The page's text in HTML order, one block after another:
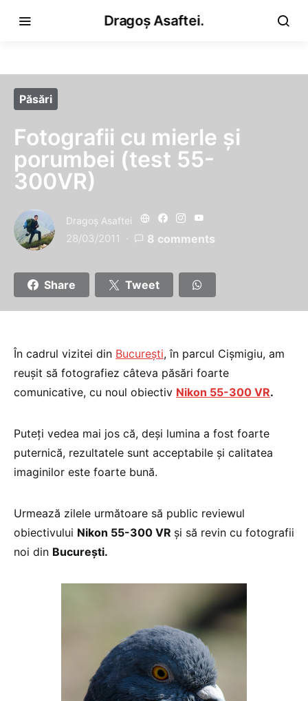
Dragoș Asaftei.
Păsări
Fotografii cu mierle şi
porumbei (test 55-
300VR)
Dragoş Asaftei
28/03/2011 8 comments
Share Tweet
În cadrul vizitei din Bucureşti, în parcul Cişmigiu, am
reuşit să fotografiez câteva păsări foarte
comunicative, cu noul obiectiv Nikon 55-300 VR.
Puteţi vedea mai jos că, deşi lumina a fost foarte
puternică, rezultatele sunt acceptabile şi calitatea
imaginilor este foarte bună.
Urmează zilele următoare să public reviewul
obiectivului Nikon 55-300 VR şi să revin cu fotografii
noi din Bucureşti.